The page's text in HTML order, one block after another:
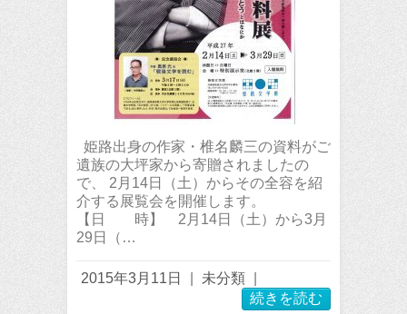
姫路出身の作家・椎名麟三の資料がご
遺族の大坪家から寄贈されましたの
で、 2月14日（土）からその全容を紹
介する展覧会を開催します。
【日 時】 2月14日（土）から3月
29日（…
2015年3月11日 未分類
続きを読む